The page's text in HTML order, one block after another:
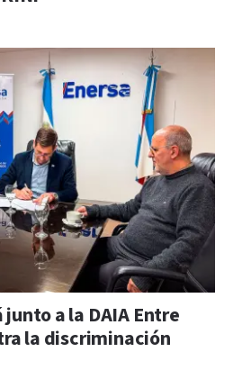
a la DAIA Entre
la discriminación